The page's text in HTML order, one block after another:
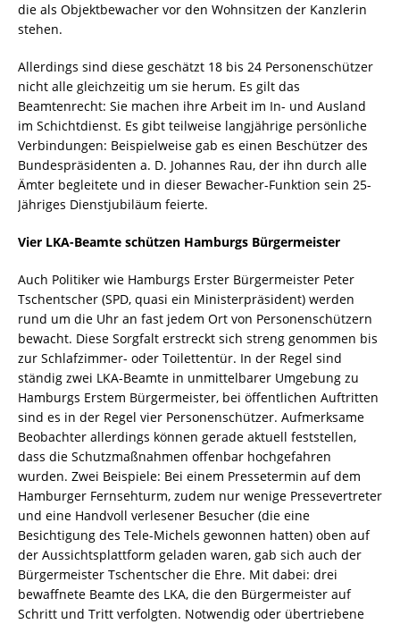
die als Objektbewacher vor den Wohnsitzen der Kanzlerin
stehen.
Allerdings sind diese geschätzt 18 bis 24 Personenschützer
nicht alle gleichzeitig um sie herum. Es gilt das
Beamtenrecht: Sie machen ihre Arbeit im In- und Ausland
im Schichtdienst. Es gibt teilweise langjährige persönliche
Verbindungen: Beispielweise gab es einen Beschützer des
Bundespräsidenten a. D. Johannes Rau, der ihn durch alle
Ämter begleitete und in dieser Bewacher-Funktion sein 25-
Jähriges Dienstjubiläum feierte.
Vier LKA-Beamte schützen Hamburgs Bürgermeister
Auch Politiker wie Hamburgs Erster Bürgermeister Peter
Tschentscher (SPD, quasi ein Ministerpräsident) werden
rund um die Uhr an fast jedem Ort von Personenschützern
bewacht. Diese Sorgfalt erstreckt sich streng genommen bis
zur Schlafzimmer- oder Toilettentür. In der Regel sind
ständig zwei LKA-Beamte in unmittelbarer Umgebung zu
Hamburgs Erstem Bürgermeister, bei öffentlichen Auftritten
sind es in der Regel vier Personenschützer. Aufmerksame
Beobachter allerdings können gerade aktuell feststellen,
dass die Schutzmaßnahmen offenbar hochgefahren
wurden. Zwei Beispiele: Bei einem Pressetermin auf dem
Hamburger Fernsehturm, zudem nur wenige Pressevertreter
und eine Handvoll verlesener Besucher (die eine
Besichtigung des Tele-Michels gewonnen hatten) oben auf
der Aussichtsplattform geladen waren, gab sich auch der
Bürgermeister Tschentscher die Ehre. Mit dabei: drei
bewaffnete Beamte des LKA, die den Bürgermeister auf
Schritt und Tritt verfolgten. Notwendig oder übertriebene